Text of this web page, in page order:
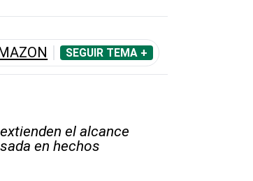
SEGUIR TEMA +
el alcance
en hechos